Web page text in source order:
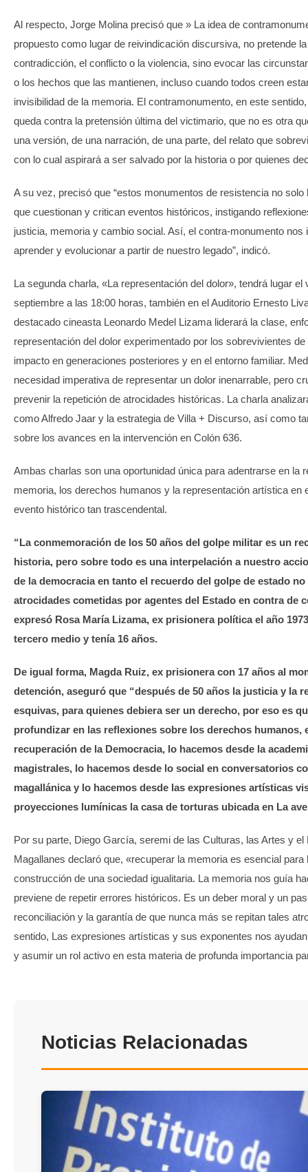
Al respecto, Jorge Molina precisó que » La idea de
propuesto como lugar de reivindicación discursiva, no pretende
contradicción, el conflicto o la violencia, sino evocar las
o los hechos que las mantienen, incluso cuando todos creen
invisibilidad de la memoria. El contramonumento, en este
queda contra la pretensión última del victimario, que no es otra
una versión, de una narración, de una parte, del relato que
con lo cual aspirará a ser salvado por la historia o por quienes
A su vez, precisó que “estos monumentos de resistencia no solo
que cuestionan y critican eventos históricos, instigando
justicia, memoria y cambio social. Así, el contra-monumento nos
aprender y evolucionar a partir de nuestro legado”, indicó.
La segunda charla, «La representación del dolor», tendrá lugar el
septiembre a las 18:00 horas, también en el Auditorio Ernesto
destacado cineasta Leonardo Medel Lizama liderará la clase,
representación del dolor experimentado por los sobrevivientes
impacto en generaciones posteriores y en el entorno familiar.
necesidad imperativa de representar un dolor inenarrable, pero
prevenir la repetición de atrocidades históricas. La charla
como Alfredo Jaar y la estrategia de Villa + Discurso, así como
sobre los avances en la intervención en Colón 636.
Ambas charlas son una oportunidad única para adentrarse en la
memoria, los derechos humanos y la representación artística en
evento histórico tan trascendental.
“La conmemoración de los 50 años del golpe militar es un
historia, pero sobre todo es una interpelación a nuestro
de la democracia en tanto el recuerdo del golpe de estado
atrocidades cometidas por agentes del Estado en contra de
expresó Rosa María Lizama, ex prisionera política el año
tercero medio y tenía 16 años.
De igual forma, Magda Ruiz, ex prisionera con 17 años al
detención, aseguró que “después de 50 años la justicia y la
esquivas, para quienes debiera ser un derecho, por eso es
profundizar en las reflexiones sobre los derechos humanos,
recuperación de la Democracia, lo hacemos desde la
magistrales, lo hacemos desde lo social en conversatorios
magallánica y lo hacemos desde las expresiones artísticas
proyecciones lumínicas la casa de torturas ubicada en La
Por su parte, Diego García, seremi de las Culturas, las Artes y el
Magallanes declaró que, «recuperar la memoria es esencial para
construcción de una sociedad igualitaria. La memoria nos guía
previene de repetir errores históricos. Es un deber moral y un
reconciliación y la garantía de que nunca más se repitan tales
sentido, Las expresiones artísticas y sus exponentes nos
y asumir un rol activo en esta materia de profunda importancia
Noticias Relacionadas